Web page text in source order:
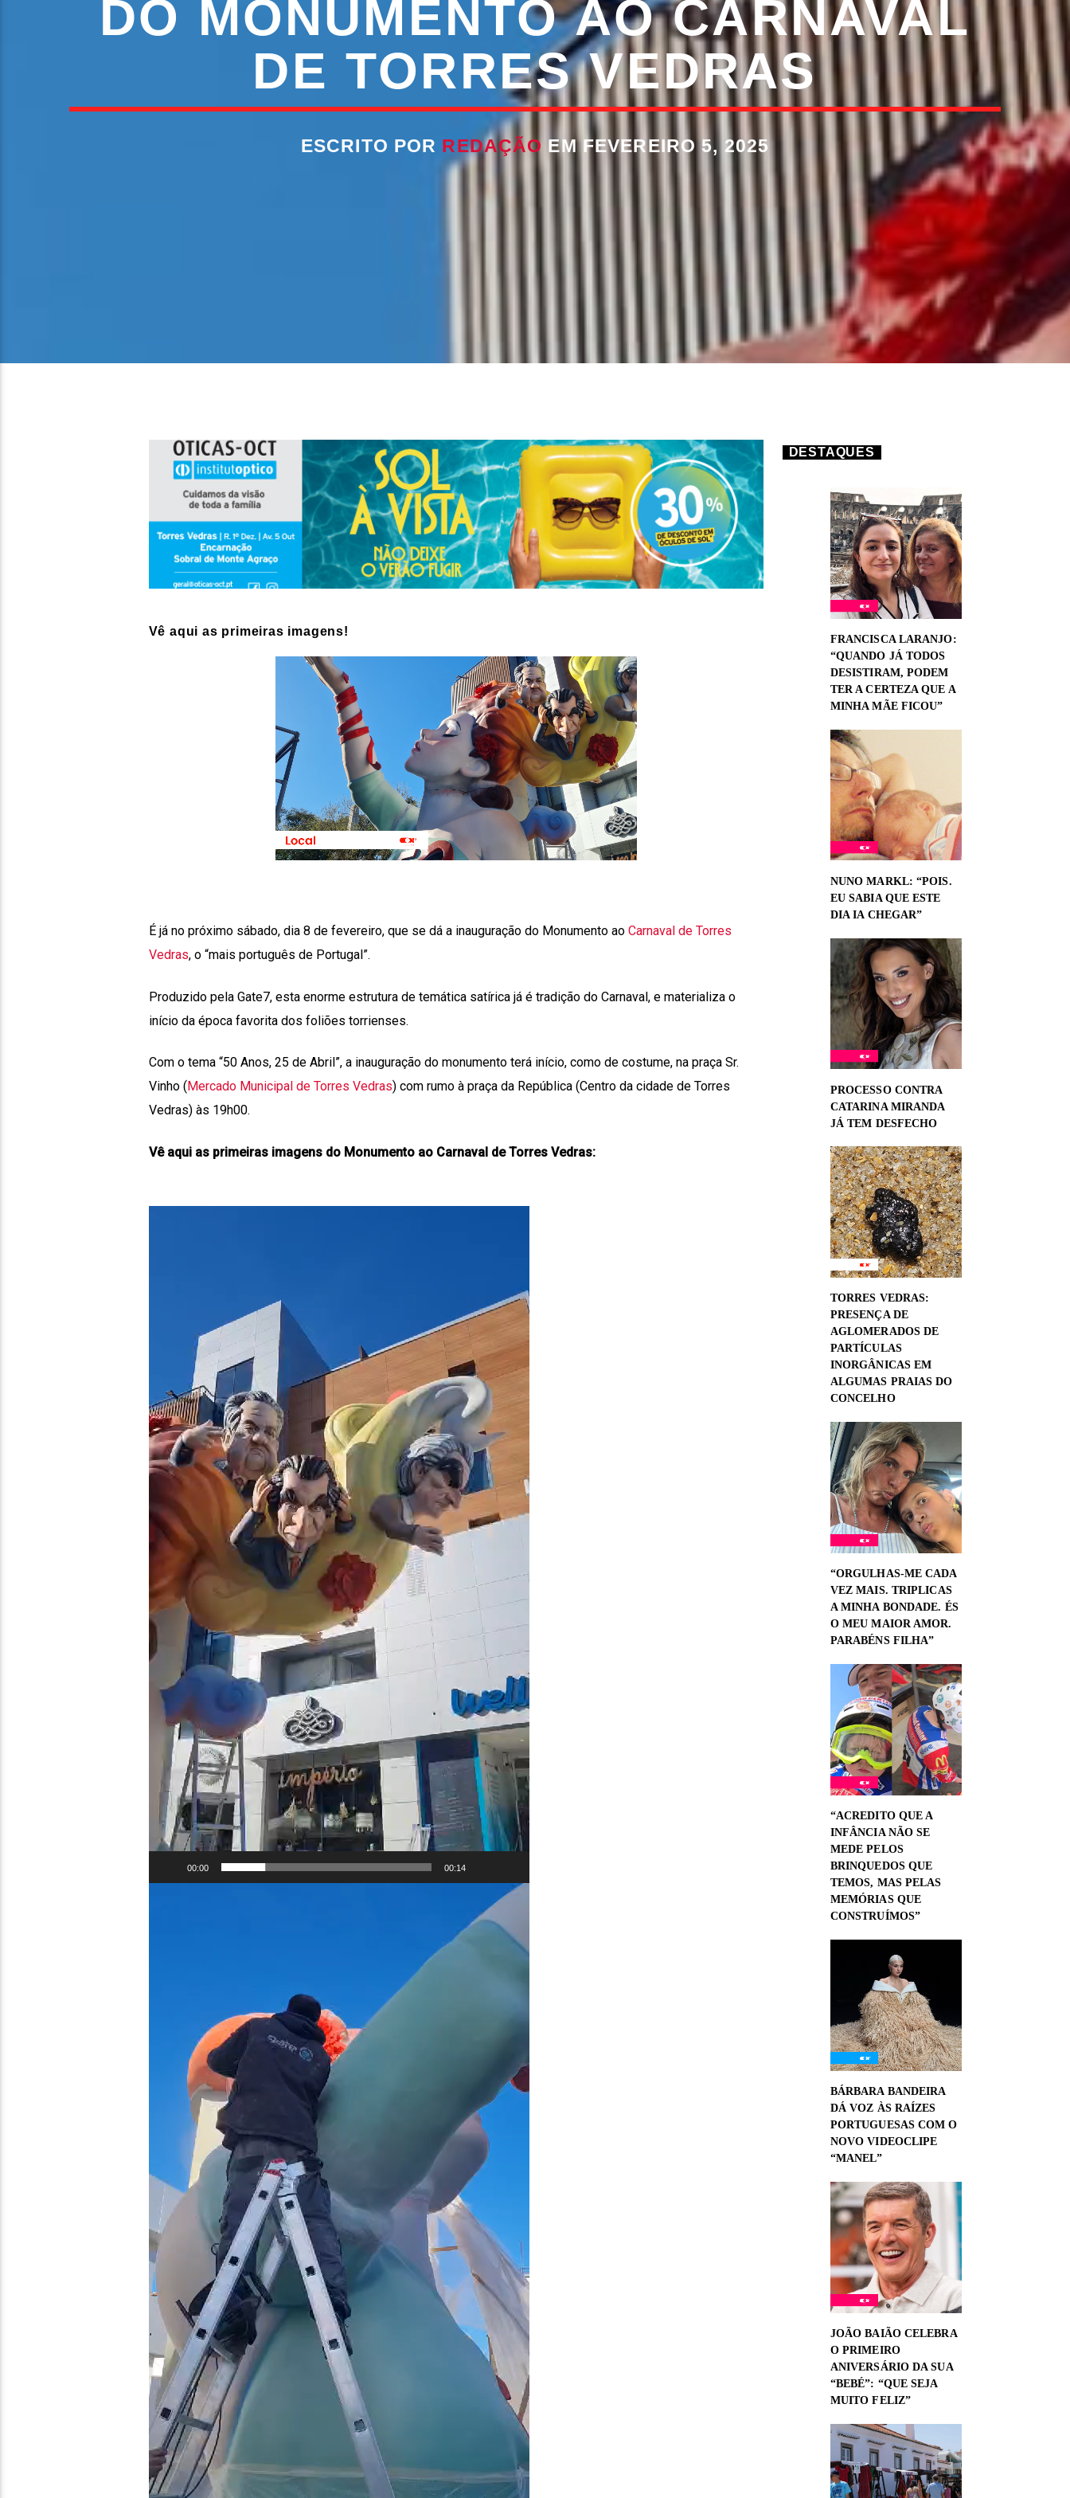
DO MONUMENTO AO CARNAVAL
DE TORRES VEDRAS
ESCRITO POR REDAÇÃO EM FEVEREIRO 5, 2025
Vê aqui as primeiras imagens!
É já no próximo sábado, dia 8 de fevereiro, que se dá a inauguração do Monumento ao Carnaval de Torres
Vedras, o “mais português de Portugal”.
Produzido pela Gate7, esta enorme estrutura de temática satírica já é tradição do Carnaval, e materializa o
início da época favorita dos foliões torrienses.
Com o tema “50 Anos, 25 de Abril”, a inauguração do monumento terá início, como de costume, na praça Sr.
Vinho (Mercado Municipal de Torres Vedras) com rumo à praça da República (Centro da cidade de Torres
Vedras) às 19h00.
Vê aqui as primeiras imagens do Monumento ao Carnaval de Torres Vedras:
00:00 00:14
DESTAQUES
FRANCISCA LARANJO:
“QUANDO JÁ TODOS
DESISTIRAM, PODEM
TER A CERTEZA QUE A
MINHA MÃE FICOU”
NUNO MARKL: “POIS.
EU SABIA QUE ESTE
DIA IA CHEGAR”
PROCESSO CONTRA
CATARINA MIRANDA
JÁ TEM DESFECHO
TORRES VEDRAS:
PRESENÇA DE
AGLOMERADOS DE
PARTÍCULAS
INORGÂNICAS EM
ALGUMAS PRAIAS DO
CONCELHO
“ORGULHAS-ME CADA
VEZ MAIS. TRIPLICAS
A MINHA BONDADE. ÉS
O MEU MAIOR AMOR.
PARABÉNS FILHA”
“ACREDITO QUE A
INFÂNCIA NÃO SE
MEDE PELOS
BRINQUEDOS QUE
TEMOS, MAS PELAS
MEMÓRIAS QUE
CONSTRUÍMOS”
BÁRBARA BANDEIRA
DÁ VOZ ÀS RAÍZES
PORTUGUESAS COM O
NOVO VIDEOCLIPE
“MANEL”
JOÃO BAIÃO CELEBRA
O PRIMEIRO
ANIVERSÁRIO DA SUA
“BEBÉ”: “QUE SEJA
MUITO FELIZ”